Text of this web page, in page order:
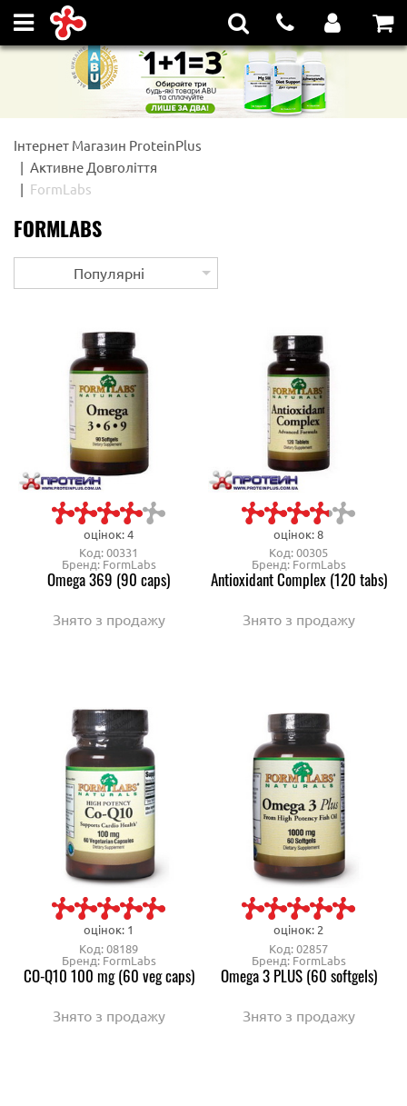
Інтернет Магазин ProteinPlus
Активне Довголіття
FormLabs
FORMLABS
Популярні
оцінок: 4
Код: 00331
Бренд: FormLabs
Omega 369 (90 caps)
Знято з продажу
оцінок: 8
Код: 00305
Бренд: FormLabs
Antioxidant Complex (120 tabs)
Знято з продажу
оцінок: 1
Код: 08189
Бренд: FormLabs
CO-Q10 100 mg (60 veg caps)
Знято з продажу
оцінок: 2
Код: 02857
Бренд: FormLabs
Omega 3 PLUS (60 softgels)
Знято з продажу